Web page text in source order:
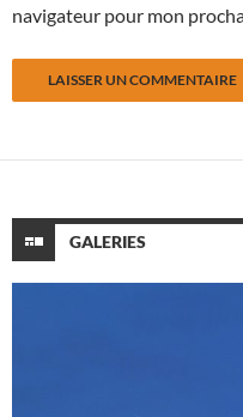
navigateur pour mon
GALERIES